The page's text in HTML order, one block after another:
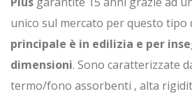
unico sul mercato per questo tipo
principale è in edilizia e per
dimensioni. Sono caratterizzate
termo/fono assorbenti , alta